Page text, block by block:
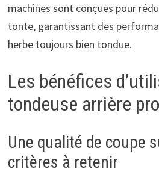
machines sont conçues pour
tonte, garantissant des
herbe toujours bien tondue.
Les bénéfices
tondeuse arrière
Une qualité de coupe
critères à retenir